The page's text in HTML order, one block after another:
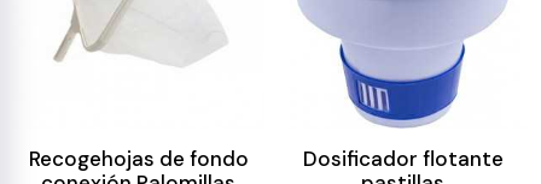
Recogehojas de fondo
Dosificador flotante